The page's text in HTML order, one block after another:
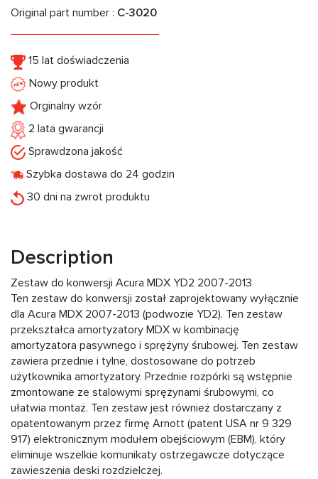
Original part number : C-3020
15 lat doświadczenia
Nowy produkt
Orginalny wzór
2 lata gwarancji
Sprawdzona jakość
Szybka dostawa do 24 godzin
30 dni na zwrot produktu
Description
Zestaw do konwersji Acura MDX YD2 2007-2013
Ten zestaw do konwersji został zaprojektowany wyłącznie
dla Acura MDX 2007-2013 (podwozie YD2). Ten zestaw
przekształca amortyzatory MDX w kombinację
amortyzatora pasywnego i sprężyny śrubowej. Ten zestaw
zawiera przednie i tylne, dostosowane do potrzeb
użytkownika amortyzatory. Przednie rozpórki są wstępnie
zmontowane ze stalowymi sprężynami śrubowymi, co
ułatwia montaż. Ten zestaw jest również dostarczany z
opatentowanym przez firmę Arnott (patent USA nr 9 329
917) elektronicznym modułem obejściowym (EBM), który
eliminuje wszelkie komunikaty ostrzegawcze dotyczące
zawieszenia deski rozdzielczej.